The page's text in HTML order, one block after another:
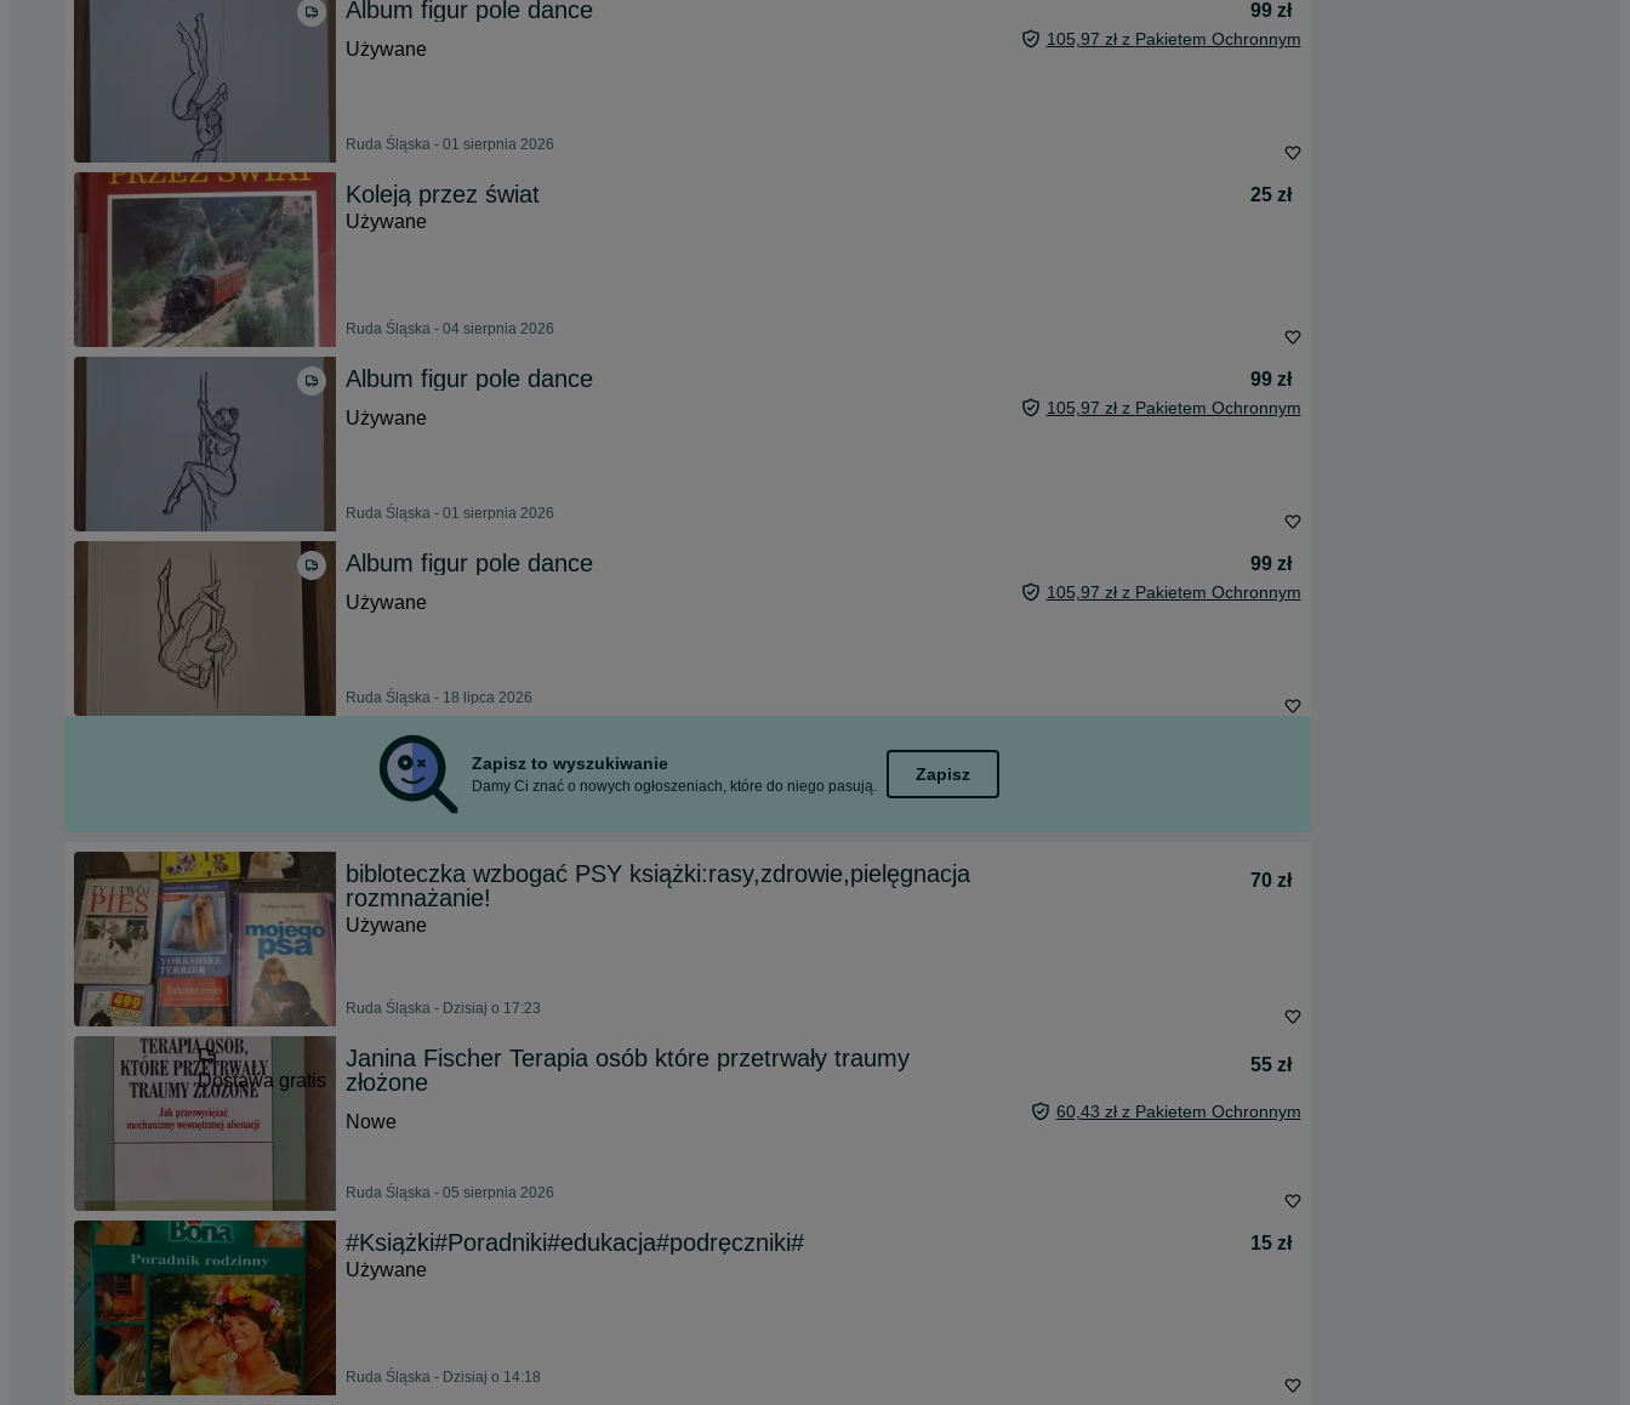
Album figur pole dance
99 zł
Używane
105,97 zł z Pakietem Ochronnym
Ruda Śląska - 01 sierpnia 2026
Koleją przez świat
25 zł
Używane
Ruda Śląska - 04 sierpnia 2026
Album figur pole dance
99 zł
Używane
105,97 zł z Pakietem Ochronnym
Ruda Śląska - 01 sierpnia 2026
Album figur pole dance
99 zł
Używane
105,97 zł z Pakietem Ochronnym
Ruda Śląska - 18 lipca 2026
Zapisz to wyszukiwanie
Damy Ci znać o nowych ogłoszeniach, które do niego pasują.
Zapisz
bibloteczka wzbogać PSY książki:rasy,zdrowie,pielęgnacja
rozmnażanie!
70 zł
Używane
Ruda Śląska - Dzisiaj o 17:23
Dostawa gratis
Janina Fischer Terapia osób które przetrwały traumy
złożone
55 zł
Nowe 60,43 zł z Pakietem Ochronnym
Ruda Śląska - 05 sierpnia 2026
#Książki#Poradniki#edukacja#podręczniki#
15 zł
Używane
Ruda Śląska - Dzisiaj o 14:18